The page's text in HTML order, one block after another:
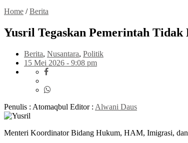
Home /Berita
Yusril Tegaskan Pemerintah
Berita, Nusantara, Politik
15 Mei 2026 - 9:08 pm
Penulis : Atomaqbul Editor : Alwani Daus
Menteri Koordinator Bidang Hukum, HAM, Imigrasi, dan